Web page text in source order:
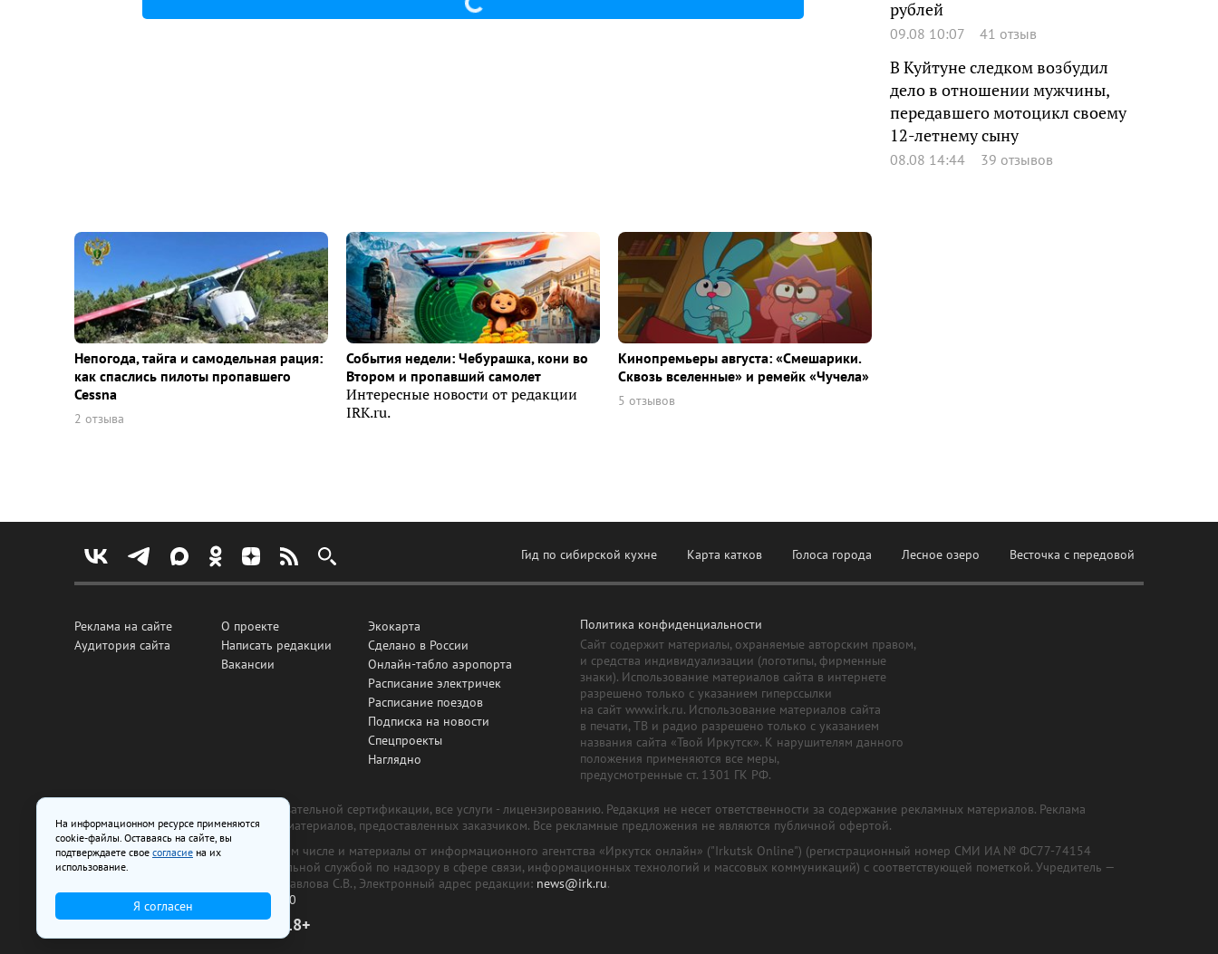
рублей
09.08 10:07 41 отзыв
В Куйтуне следком возбудил
дело в отношении мужчины,
передавшего мотоцикл своему
12-летнему сыну
08.08 14:44 39 отзывов
Непогода, тайга и самодельная рация:
как спаслись пилоты пропавшего
Cessna
2 отзыва
События недели: Чебурашка, кони во
Втором и пропавший самолет
Интересные новости от редакции
IRK.ru.
Кинопремьеры августа: «Смешарики.
Сквозь вселенные» и ремейк «Чучела»
5 отзывов
Гид по сибирской кухне Карта катков Голоса города Лесное озеро Весточка с передовой
Реклама на сайте
Аудитория сайта
О проекте
Написать редакции
Вакансии
Экокарта
Сделано в России
Онлайн-табло аэропорта
Расписание электричек
Расписание поездов
Подписка на новости
Спецпроекты
Наглядно
Политика конфиденциальности
Сайт содержит материалы, охраняемые авторским правом,
и средства индивидуализации (логотипы, фирменные
знаки). Использование материалов сайта в интернете
разрешено только с указанием гиперссылки
на сайт www.irk.ru. Использование материалов сайта
в печати, ТВ и радио разрешено только с указанием
названия сайта «Твой Иркутск». К нарушителям данного
положения применяются все меры,
предусмотренные ст. 1301 ГК РФ.
Все рекламные товары подлежат обязательной сертификации, все услуги - лицензированию. Редакция не несет ответственности за содержание рекламных материалов. Реклама
изготовлена и размещена на основе материалов, предоставленных заказчиком. Все рекламные предложения не являются публичной офертой.
На сайте www.irk.ru размещаются в том числе и материалы от информационного агентства «Иркутск онлайн» ("Irkutsk Online") (регистрационный номер СМИ ИА № ФС77-74154
от 29 октября 2018 г., выдан Федеральной службой по надзору в сфере связи, информационных технологий и массовых коммуникаций) с соответствующей пометкой. Учредитель —
ООО «Ирк.ру». Главный редактор — Павлова С.В., Электронный адрес редакции: news@irk.ru.
Телефон редакции:
+7 (3952) 48-88-50
18+
На информационном ресурсе применяются
cookie-файлы. Оставаясь на сайте, вы
подтверждаете свое согласие на их
использование.
Я согласен